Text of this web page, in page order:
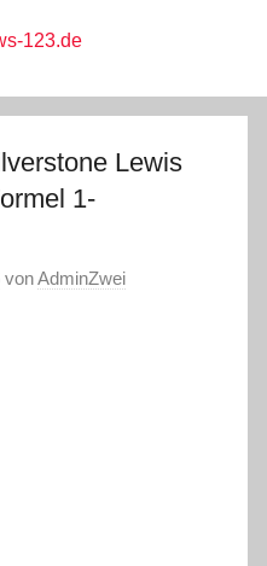
Lewis
1-
vonAdminZwei